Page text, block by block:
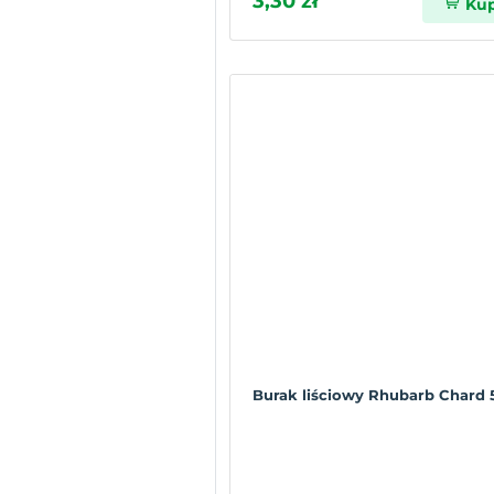
Burak liściowy Rhubarb Chard